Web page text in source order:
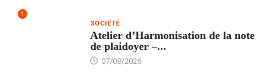
1
SOCIÉTÉ
Atelier d’Harmonisation de la note
de plaidoyer –...
07/08/2026